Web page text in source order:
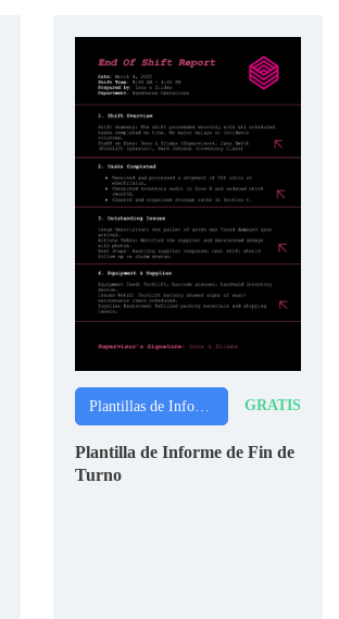
GRATIS
Plantilla de Informe de Fin de
Turno